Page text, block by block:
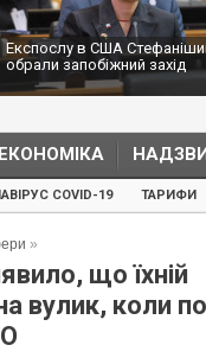
Трамп
сотні
ЕКОНОМІКА
COVID-19 ТАРИФИ
»
що їхній
вулик, коли по